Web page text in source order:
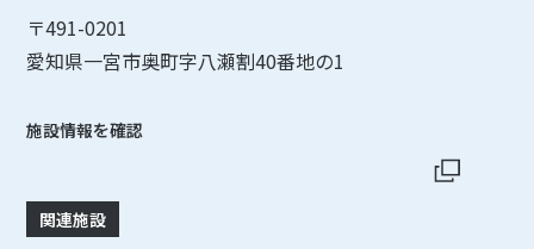
〒491-0201
愛知県一宮市奥町字八瀬割40番地の1
施設情報を確認
関連施設